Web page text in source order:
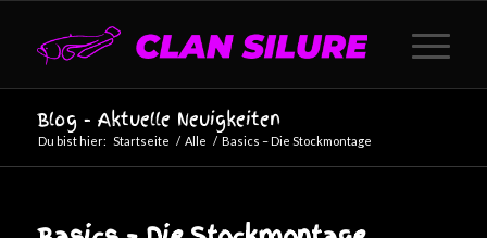
Blog - Aktuelle Neuigkeiten
Du bist hier: Startseite / Alle / Basics – Die Stockmontage